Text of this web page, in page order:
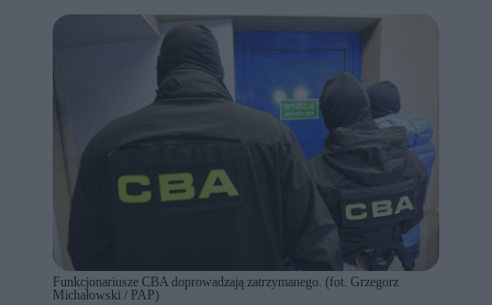
Funkcjonariusze CBA doprowadzają zatrzymanego. (fot. Grzegorz
Michałowski / PAP)